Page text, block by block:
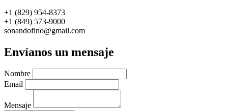
+1 (829) 954-8373
+1 (849) 573-9000
sonandofino@gmail.com
Envíanos un mensaje
Nombre
Email
Mensaje